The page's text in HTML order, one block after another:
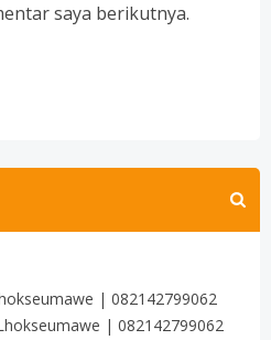
saya berikutnya.
| 082142799062
| 082142799062